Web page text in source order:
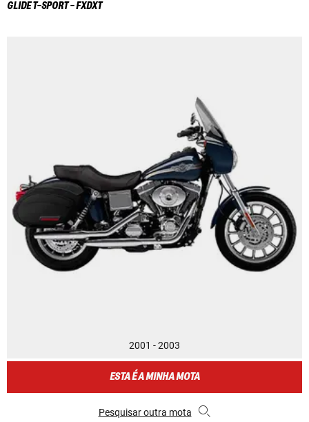
GLIDE T-SPORT - FXDXT
2001 - 2003
ESTA É A MINHA MOTA
Pesquisar outra mota